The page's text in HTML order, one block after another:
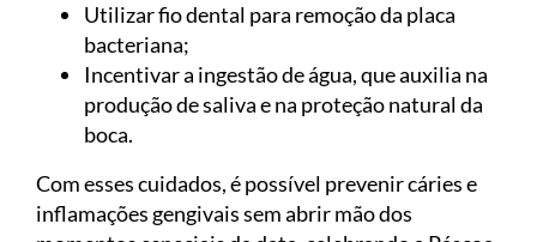
Utilizar fio dental para remoção da placa
bacteriana;
Incentivar a ingestão de água, que auxilia na
produção de saliva e na proteção natural da
boca.
Com esses cuidados, é possível prevenir cáries e
inflamações gengivais sem abrir mão dos